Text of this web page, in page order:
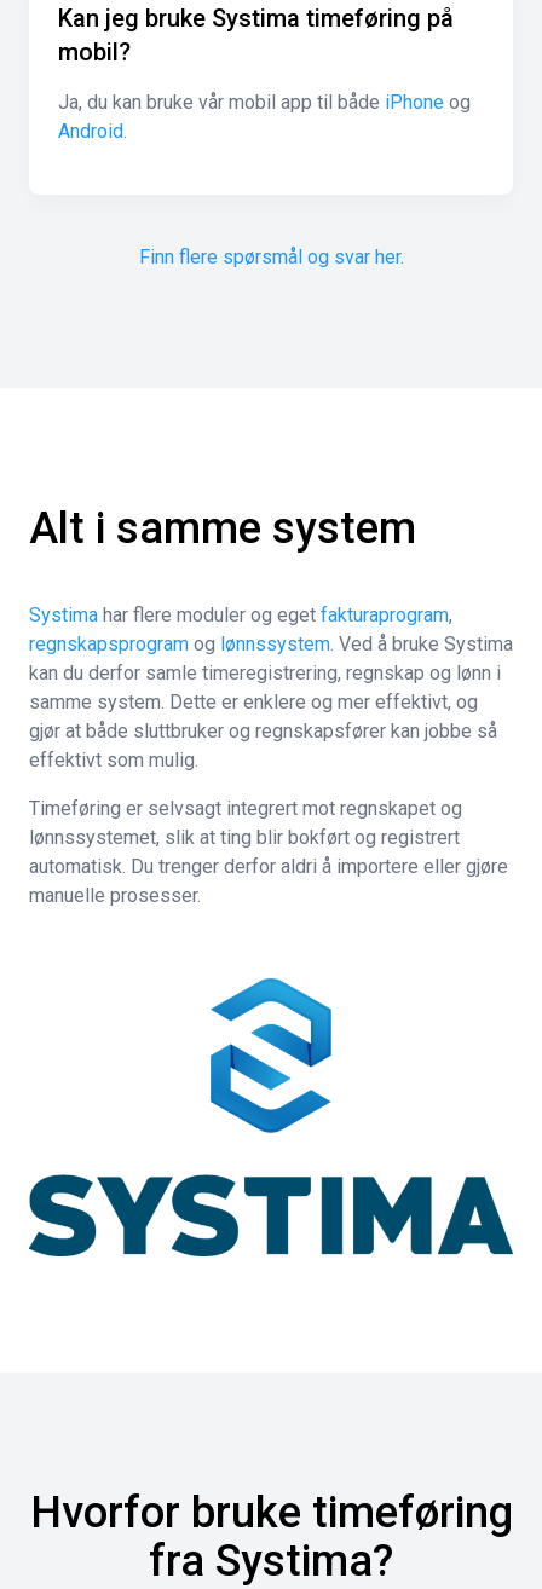
Kan jeg bruke Systima timeføring på
mobil?
Ja, du kan bruke vår mobil app til både iPhone og
Android.
Finn flere spørsmål og svar her.
Alt i samme system
Systima har flere moduler og eget fakturaprogram,
regnskapsprogram og lønnssystem. Ved å bruke Systima
kan du derfor samle timeregistrering, regnskap og lønn i
samme system. Dette er enklere og mer effektivt, og
gjør at både sluttbruker og regnskapsfører kan jobbe så
effektivt som mulig.
Timeføring er selvsagt integrert mot regnskapet og
lønnssystemet, slik at ting blir bokført og registrert
automatisk. Du trenger derfor aldri å importere eller gjøre
manuelle prosesser.
Hvorfor bruke timeføring
fra Systima?